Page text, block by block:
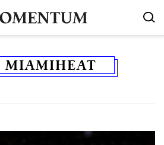
MIAMIHEAT